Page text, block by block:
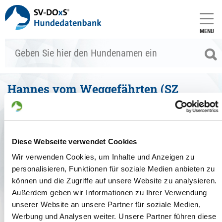
Diese Webseite verwendet Cookies
Wir verwenden Cookies, um Inhalte und Anzeigen zu
personalisieren, Funktionen für soziale Medien anbieten zu
können und die Zugriffe auf unsere Website zu analysieren.
Außerdem geben wir Informationen zu Ihrer Verwendung
unserer Website an unsere Partner für soziale Medien,
Werbung und Analysen weiter. Unsere Partner führen diese
MENU
Hannes vom Weggefährten (SZ
2368073)
Stammdaten
zum Vergleich hinzufügen
Allgemein
Zuchtbuchnr.:
SZ 2368073
Zuchtart:
Haarart:
Stockhaar
Farbe:
schwarz,braune Abzeichen
Geschlecht:
Rüde